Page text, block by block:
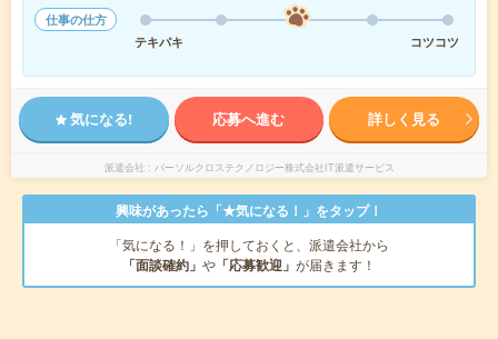
仕事の仕方
テキパキ
コツコツ
気になる! 応募へ進む 詳しく見る
派遣会社 パーソルクロステクノロジー株式会社IT派遣サービス
興味があったら「★気になる！」をタップ！
「気になる！」を押しておくと、派遣会社から
「面談確約」 や 「応募歓迎」 が届きます！